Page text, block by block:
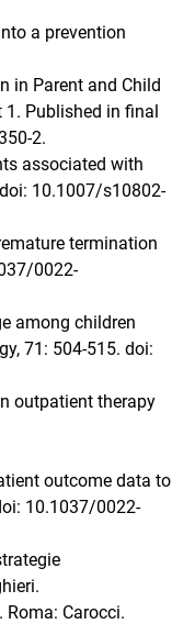
a prevention
in Parent and Child
1. Published in final
2.
associated with
10.1007/s10802-
termination
0022-
among children
71: 504-515. doi:
outpatient therapy
outcome data to
10.1037/0022-
Carocci.